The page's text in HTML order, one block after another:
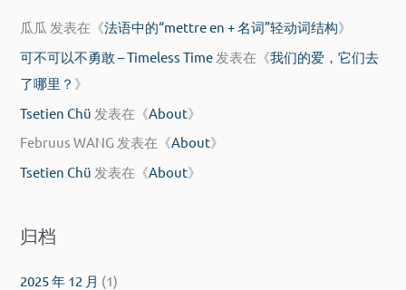
说
的
说
法
瓜瓜 发表在《法语中的“mettre en + 名词”轻动词结构》
可不可以不勇敢 – Timeless Time 发表在《我们的爱，它们去
了哪里？ 》
Tsetien Chü 发表在《About》
Februus WANG 发表在《About》
Tsetien Chü 发表在《About》
归档
2025 年 12 月 (1)